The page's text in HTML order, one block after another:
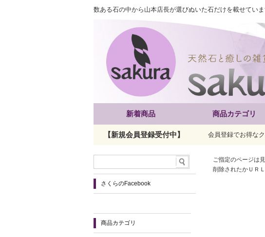
数ある石の中から山本店長が選びぬいた石だけを載せていま
新着商品 商品カテゴリ
【新規会員登録受付中】 会員登録でお得な
ご指定のページは
削除されたかＵＲ
さくらのFacebook
商品カテゴリ